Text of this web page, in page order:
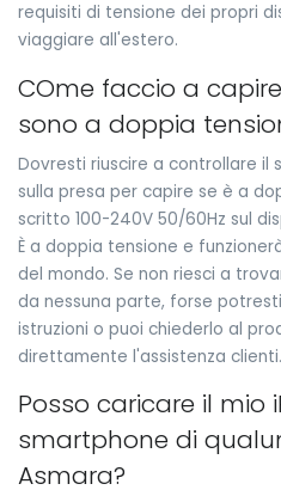
requisiti di tensione dei propri
viaggiare all'estero.
COme faccio a
sono a doppia
Dovresti riuscire a controllare il
sulla presa per capire se è a
scritto 100-240V 50/60Hz sul
È a doppia tensione e
del mondo. Se non riesci a
da nessuna parte, forse
istruzioni o puoi chiederlo al
direttamente l'assistenza clienti.
Posso caricare il mio
smartphone di
Asmara?